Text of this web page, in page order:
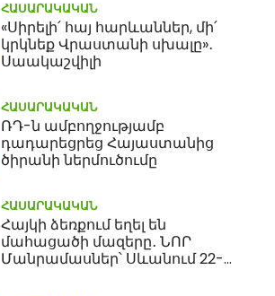
ՀԱՍԱՐԱԿԱԿԱՆ
«Սիրելի՛ հայ հարևաններ, մի՛
կրկնեք Վրաստանի սխալը»․
Սաակաշվիլի
ՀԱՍԱՐԱԿԱԿԱՆ
ՌԴ-ն ամբողջությամբ
դադարեցրեց Հայաստանից
ծիրանի ներմուծումը
ՀԱՍԱՐԱԿԱԿԱՆ
Հայկի ձեռքում եղել են
մահացածի մազերը․ ՆՈՐ
Մանրամասներ՝ Սևանում 22-